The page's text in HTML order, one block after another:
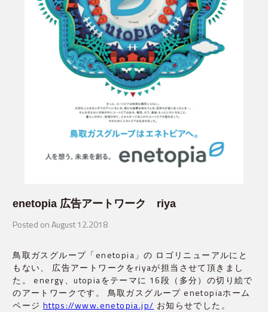
enetopia 広告アートワーク riya
Posted on August 12.2018
鳥取ガスグループ「enetopia」の ロゴリニューアルにと
もない、 広告アートワークをriyaが担当させて頂きまし
た。 energy、utopiaをテーマに 16段（多分）の切り絵で
のアートワークです。 鳥取ガスグループ enetopiaホーム
ページ https://www.enetopia.jp/ お知らせでした。